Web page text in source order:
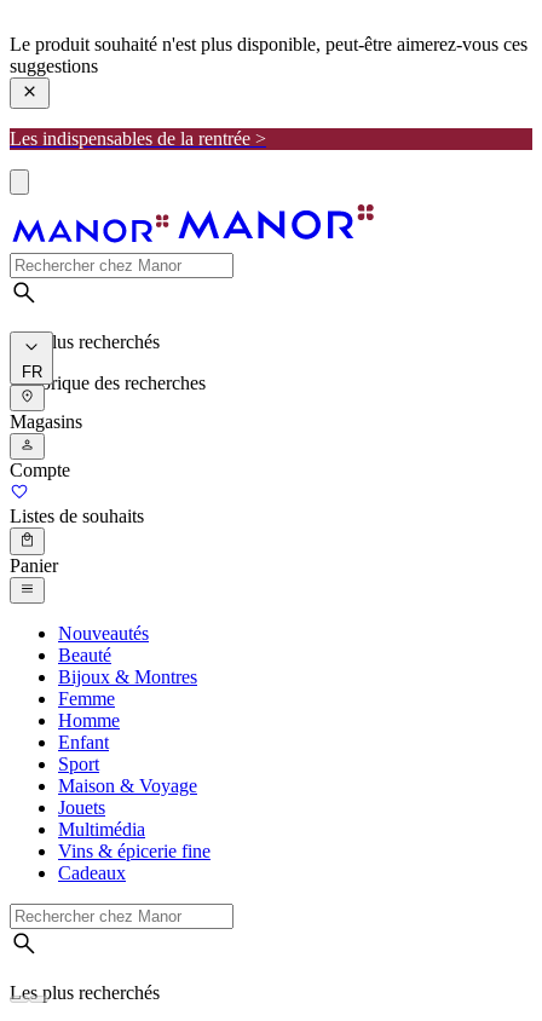
Le produit souhaité n'est plus disponible, peut-être aimerez-vous ces
suggestions
Les indispensables de la rentrée >
Les plus recherchés
Historique des recherches
FR
Magasins
Compte
Listes de souhaits
Panier
Nouveautés
Beauté
Bijoux & Montres
Femme
Homme
Enfant
Sport
Maison & Voyage
Jouets
Multimédia
Vins & épicerie fine
Cadeaux
Les plus recherchés